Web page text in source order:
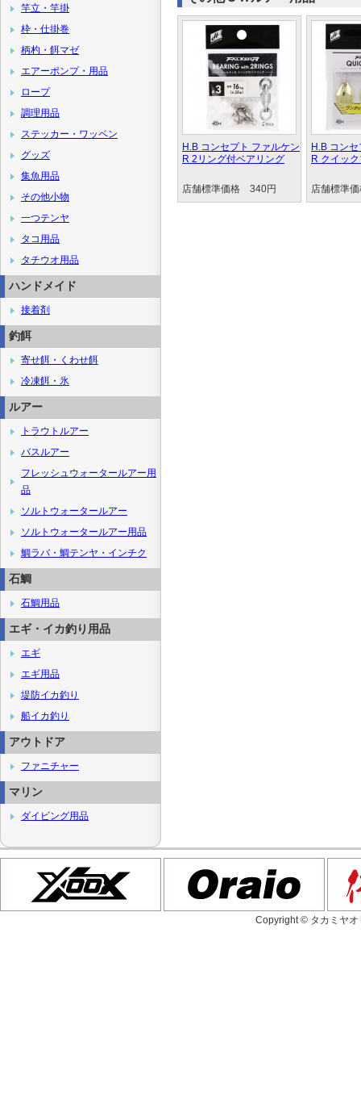
H.B コンセプト ファルケン
R 2リング付ベアリング
店舗標準価格 340円
H.B コン
R クイッ
店舗標準
竿立・竿掛
枠・仕掛巻
柄杓・餌マゼ
エアーポンプ・用品
ロープ
調理用品
ステッカー・ワッペン
グッズ
集魚用品
その他小物
一つテンヤ
タコ用品
タチウオ用品
ハンドメイド
接着剤
釣餌
寄せ餌・くわせ餌
冷凍餌・氷
ルアー
トラウトルアー
バスルアー
フレッシュウォータールアー用
品
ソルトウォータールアー
ソルトウォータールアー用品
鯛ラバ・鯛テンヤ・インチク
石鯛
石鯛用品
エギ・イカ釣り用品
エギ
エギ用品
堤防イカ釣り
船イカ釣り
アウトドア
ファニチャー
マリン
ダイビング用品
Copyright © タカミヤ